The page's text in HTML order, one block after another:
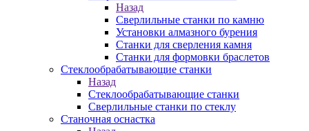
Назад
Сверлильные станки по камню
Установки алмазного бурения
Станки для сверления камня
Станки для формовки браслетов
Стеклообрабатывающие станки
Назад
Стеклообрабатывающие станки
Сверлильные станки по стеклу
Станочная оснастка